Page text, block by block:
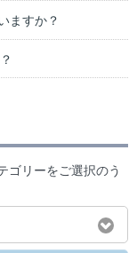
ますか？
ゴリーをご選択のう